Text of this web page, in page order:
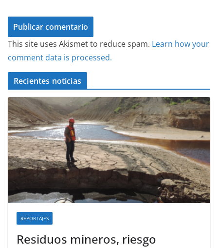
This site uses Akismet to reduce spam. Learn how your
comment data is processed.
Recientes noticias
REPORTAJES
Residuos mineros, riesgo